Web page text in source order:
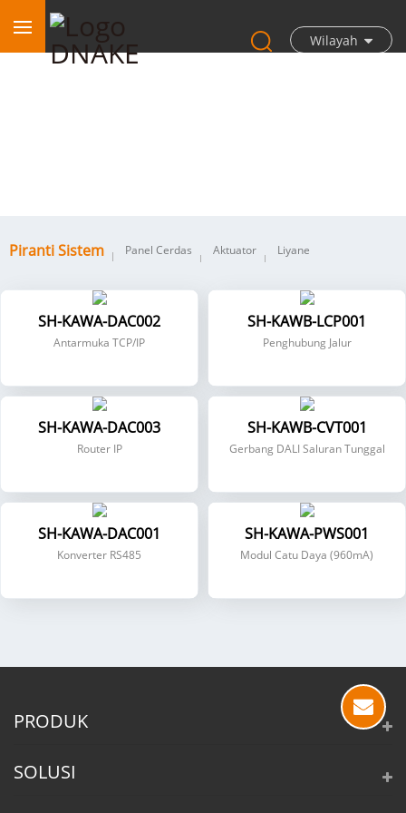
Wilayah
Piranti Sistem Panel Cerdas Aktuator Liyane
SH-KAWA-DAC002
Antarmuka TCP/IP
SH-KAWB-LCP001
Penghubung Jalur
SH-KAWA-DAC003
Router IP
SH-KAWB-CVT001
Gerbang DALI Saluran Tunggal
SH-KAWA-DAC001
Konverter RS485
SH-KAWA-PWS001
Modul Catu Daya (960mA)
PRODUK
SOLUSI